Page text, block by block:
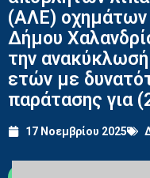
(ΑΛΕ) οχημάτων
Δήμου
την
ετών με
παράτασης για
17 Νοεμβρίου 2025